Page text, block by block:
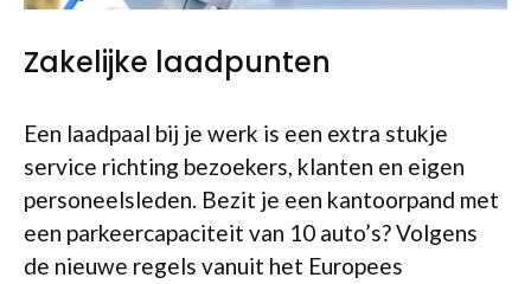
Zakelijke laadpunten
Een laadpaal bij je werk is een extra stukje
service richting bezoekers, klanten en eigen
personeelsleden. Bezit je een kantoorpand met
een parkeercapaciteit van 10 auto’s? Volgens
de nieuwe regels vanuit het Europees